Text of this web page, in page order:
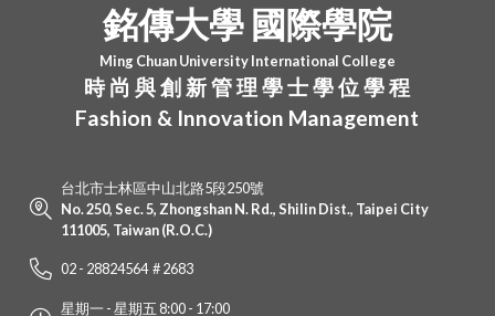
銘傳大學 國際學院
Ming Chuan University International College
時 尚 與 創 新 管 理 學 士 學 位 學 程
Fashion & Innovation Management
台北市士林區中山北路5段250號
No. 250, Sec. 5, Zhongshan N. Rd., Shilin Dist., Taipei City
111005, Taiwan (R.O.C.)
02 - 28824564 # 2683
星期一 - 星期五 8:00 - 17:00